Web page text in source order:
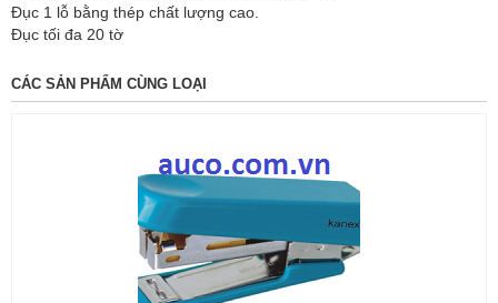
Đục 1 lỗ bằng thép chất lượng cao.
Đục tối đa 20 tờ
CÁC SẢN PHẨM CÙNG LOẠI